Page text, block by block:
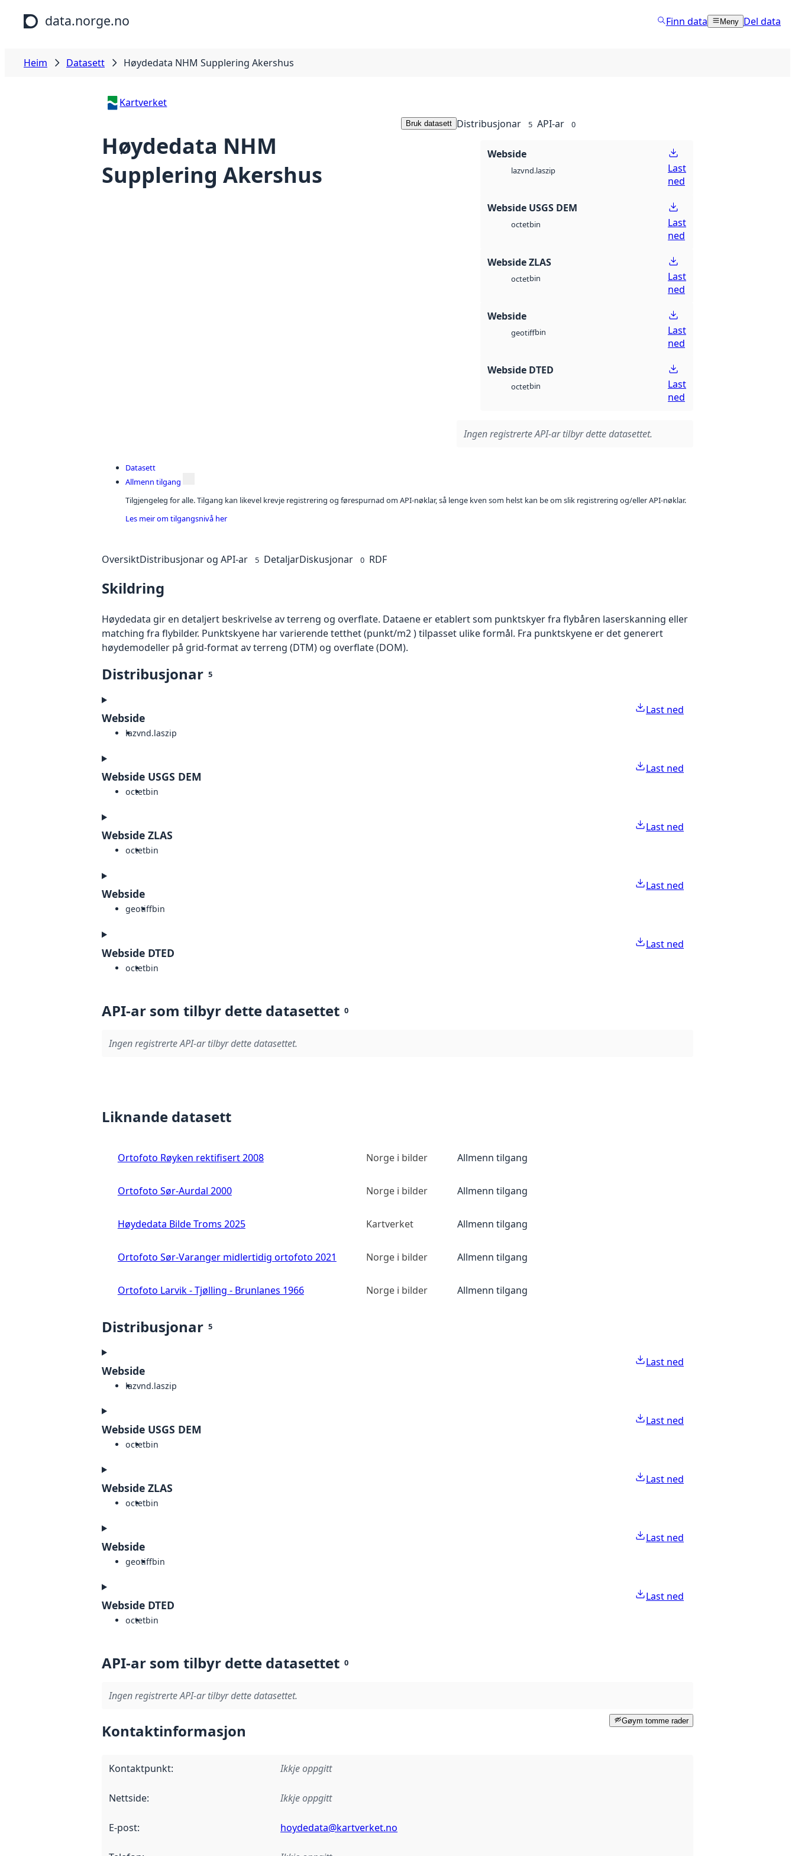
Hopp til hovudinnhald
data.norge.no Finn data Meny Del data
Heim Datasett Høydedata NHM Supplering Akershus
Kartverket
Høydedata NHM
Supplering Akershus
Bruk datasett Distribusjonar 5 API-ar 0
Webside
lazvnd.laszip
Last
ned
Webside USGS DEM
octetbin
Last
ned
Webside ZLAS
octetbin
Last
ned
Webside
geotiffbin
Last
ned
Webside DTED
octetbin
Last
ned
Ingen registrerte API-ar tilbyr dette datasettet.
Datasett
Allmenn tilgang
Tilgjengeleg for alle. Tilgang kan likevel krevje registrering og førespurnad om API-nøklar, så lenge kven som helst kan be om slik registrering og/eller API-nøklar.
Les meir om tilgangsnivå her
OversiktDistribusjonar og API-ar 5 DetaljarDiskusjonar 0 RDF
Skildring
Høydedata gir en detaljert beskrivelse av terreng og overflate. Dataene er etablert som punktskyer fra flybåren laserskanning eller
matching fra flybilder. Punktskyene har varierende tetthet (punkt/m2 ) tilpasset ulike formål. Fra punktskyene er det generert
høydemodeller på grid-format av terreng (DTM) og overflate (DOM).
Distribusjonar 5
Webside
lazvnd.laszip
Last ned
Webside USGS DEM
octetbin
Last ned
Webside ZLAS
octetbin
Last ned
Webside
geotiffbin
Last ned
Webside DTED
octetbin
Last ned
API-ar som tilbyr dette datasettet 0
Ingen registrerte API-ar tilbyr dette datasettet.
Liknande datasett
Ortofoto Røyken rektifisert 2008 Norge i bilder Allmenn tilgang
Ortofoto Sør-Aurdal 2000 Norge i bilder Allmenn tilgang
Høydedata Bilde Troms 2025 Kartverket Allmenn tilgang
Ortofoto Sør-Varanger midlertidig ortofoto 2021 Norge i bilder Allmenn tilgang
Ortofoto Larvik - Tjølling - Brunlanes 1966 Norge i bilder Allmenn tilgang
Distribusjonar 5
Webside
lazvnd.laszip
Last ned
Webside USGS DEM
octetbin
Last ned
Webside ZLAS
octetbin
Last ned
Webside
geotiffbin
Last ned
Webside DTED
octetbin
Last ned
API-ar som tilbyr dette datasettet 0
Ingen registrerte API-ar tilbyr dette datasettet.
Gøym tomme rader
Kontaktinformasjon
Kontaktpunkt: Ikkje oppgitt
Nettside: Ikkje oppgitt
E-post: hoydedata@kartverket.no